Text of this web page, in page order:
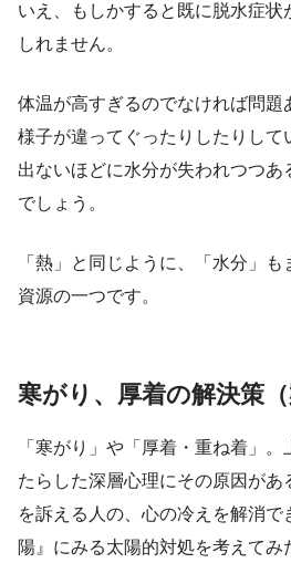
いえ、もしかすると既に脱水症状
しれません。
体温が高すぎるのでなければ問題
様子が違ってぐったりしたりして
出ないほどに水分が失われつつあ
でしょう。
「熱」と同じように、「水分」
資源の一つです。
寒がり、厚着の解決策（
「寒がり」や「厚着・重ね着」
たらした深層心理にその原因があ
を訴える人の、心の冷えを解消で
陽』にみる太陽的対処を考えてみ